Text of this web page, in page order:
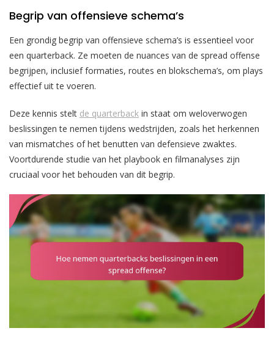
Begrip van offensieve schema’s
Een grondig begrip van offensieve schema’s is essentieel voor
een quarterback. Ze moeten de nuances van de spread offense
begrijpen, inclusief formaties, routes en blokschema’s, om plays
effectief uit te voeren.
Deze kennis stelt de quarterback in staat om weloverwogen
beslissingen te nemen tijdens wedstrijden, zoals het herkennen
van mismatches of het benutten van defensieve zwaktes.
Voortdurende studie van het playbook en filmanalyses zijn
cruciaal voor het behouden van dit begrip.